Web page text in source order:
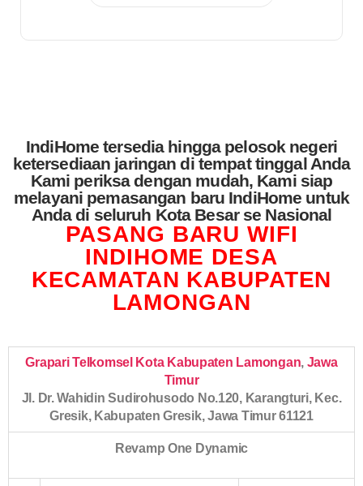
IndiHome tersedia hingga pelosok negeri
ketersediaan jaringan di tempat tinggal Anda
Kami periksa dengan mudah, Kami siap
melayani pemasangan baru IndiHome untuk
Anda di seluruh Kota Besar se Nasional
PASANG BARU WIFI
INDIHOME DESA
KECAMATAN KABUPATEN
LAMONGAN
Grapari Telkomsel Kota Kabupaten Lamongan, Jawa
Timur
Jl. Dr. Wahidin Sudirohusodo No.120, Karangturi, Kec.
Gresik, Kabupaten Gresik, Jawa Timur 61121
Revamp One Dynamic